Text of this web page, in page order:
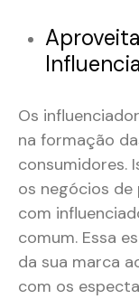
Os
na formação
consumidores.
os negócios
com
comum. Essa
da sua marca
com os